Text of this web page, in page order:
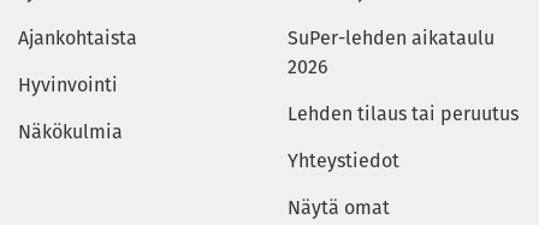
Ajankohtaista
Hyvinvointi
Näkökulmia
SuPer-lehden aikataulu
2026
Lehden tilaus tai peruutus
Yhteystiedot
Näytä omat